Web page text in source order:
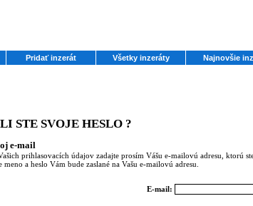
Pridať inzerát Všetky inzeráty Najnovšie
STE SVOJE HESLO ?
e-mail
prihlasovacích údajov zadajte prosím Vášu e-mailovú adresu, ktorú
meno a heslo Vám bude zaslané na Vašu e-mailovú adresu.
E-mail: